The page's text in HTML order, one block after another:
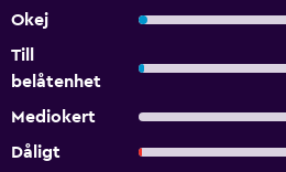
Okej
Till
belåtenhet
Mediokert
Dåligt